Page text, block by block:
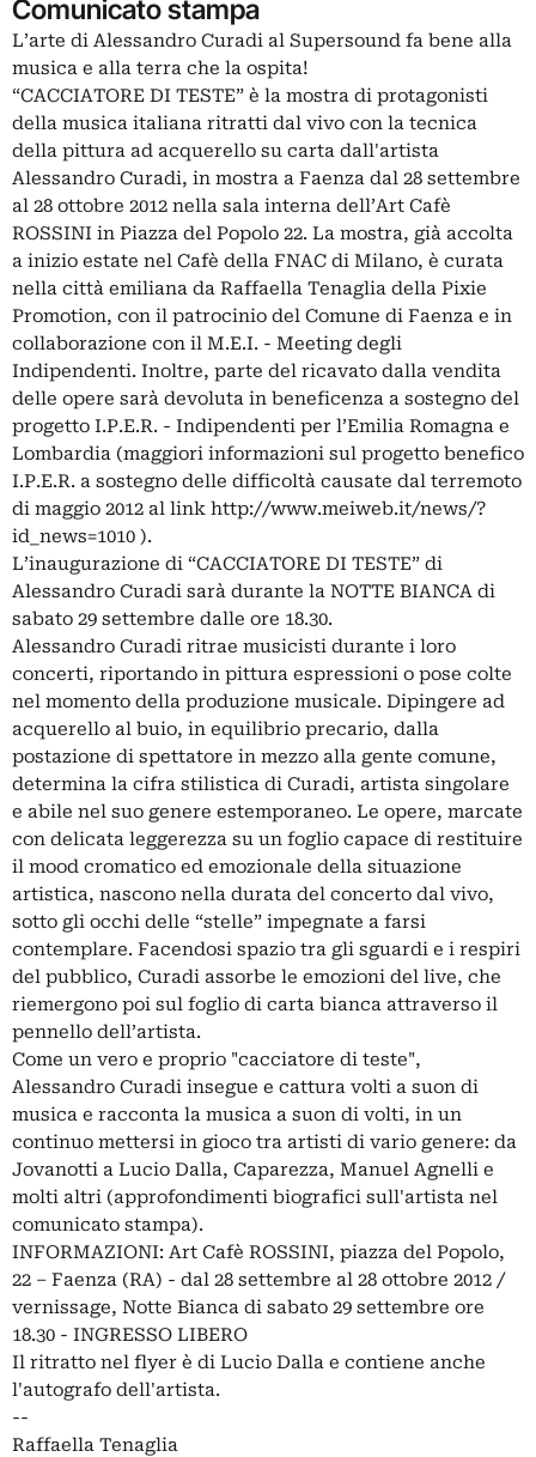
Comunicato stampa
L’arte di Alessandro Curadi al Supersound fa bene alla
musica e alla terra che la ospita!
“CACCIATORE DI TESTE” è la mostra di protagonisti
della musica italiana ritratti dal vivo con la tecnica
della pittura ad acquerello su carta dall'artista
Alessandro Curadi, in mostra a Faenza dal 28 settembre
al 28 ottobre 2012 nella sala interna dell’Art Cafè
ROSSINI in Piazza del Popolo 22. La mostra, già accolta
a inizio estate nel Cafè della FNAC di Milano, è curata
nella città emiliana da Raffaella Tenaglia della Pixie
Promotion, con il patrocinio del Comune di Faenza e in
collaborazione con il M.E.I. - Meeting degli
Indipendenti. Inoltre, parte del ricavato dalla vendita
delle opere sarà devoluta in beneficenza a sostegno del
progetto I.P.E.R. - Indipendenti per l’Emilia Romagna e
Lombardia (maggiori informazioni sul progetto benefico
I.P.E.R. a sostegno delle difficoltà causate dal terremoto
di maggio 2012 al link http://www.meiweb.it/news/?
id_news=1010 ).
L’inaugurazione di “CACCIATORE DI TESTE” di
Alessandro Curadi sarà durante la NOTTE BIANCA di
sabato 29 settembre dalle ore 18.30.
Alessandro Curadi ritrae musicisti durante i loro
concerti, riportando in pittura espressioni o pose colte
nel momento della produzione musicale. Dipingere ad
acquerello al buio, in equilibrio precario, dalla
postazione di spettatore in mezzo alla gente comune,
determina la cifra stilistica di Curadi, artista singolare
e abile nel suo genere estemporaneo. Le opere, marcate
con delicata leggerezza su un foglio capace di restituire
il mood cromatico ed emozionale della situazione
artistica, nascono nella durata del concerto dal vivo,
sotto gli occhi delle “stelle” impegnate a farsi
contemplare. Facendosi spazio tra gli sguardi e i respiri
del pubblico, Curadi assorbe le emozioni del live, che
riemergono poi sul foglio di carta bianca attraverso il
pennello dell’artista.
Come un vero e proprio "cacciatore di teste",
Alessandro Curadi insegue e cattura volti a suon di
musica e racconta la musica a suon di volti, in un
continuo mettersi in gioco tra artisti di vario genere: da
Jovanotti a Lucio Dalla, Caparezza, Manuel Agnelli e
molti altri (approfondimenti biografici sull'artista nel
comunicato stampa).
INFORMAZIONI: Art Cafè ROSSINI, piazza del Popolo,
22 – Faenza (RA) - dal 28 settembre al 28 ottobre 2012 /
vernissage, Notte Bianca di sabato 29 settembre ore
18.30 - INGRESSO LIBERO
Il ritratto nel flyer è di Lucio Dalla e contiene anche
l'autografo dell'artista.
--
Raffaella Tenaglia